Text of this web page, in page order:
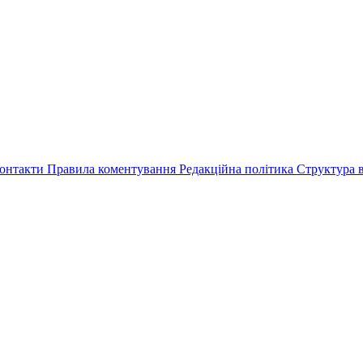
Правила коментування Редакційна політика Структура